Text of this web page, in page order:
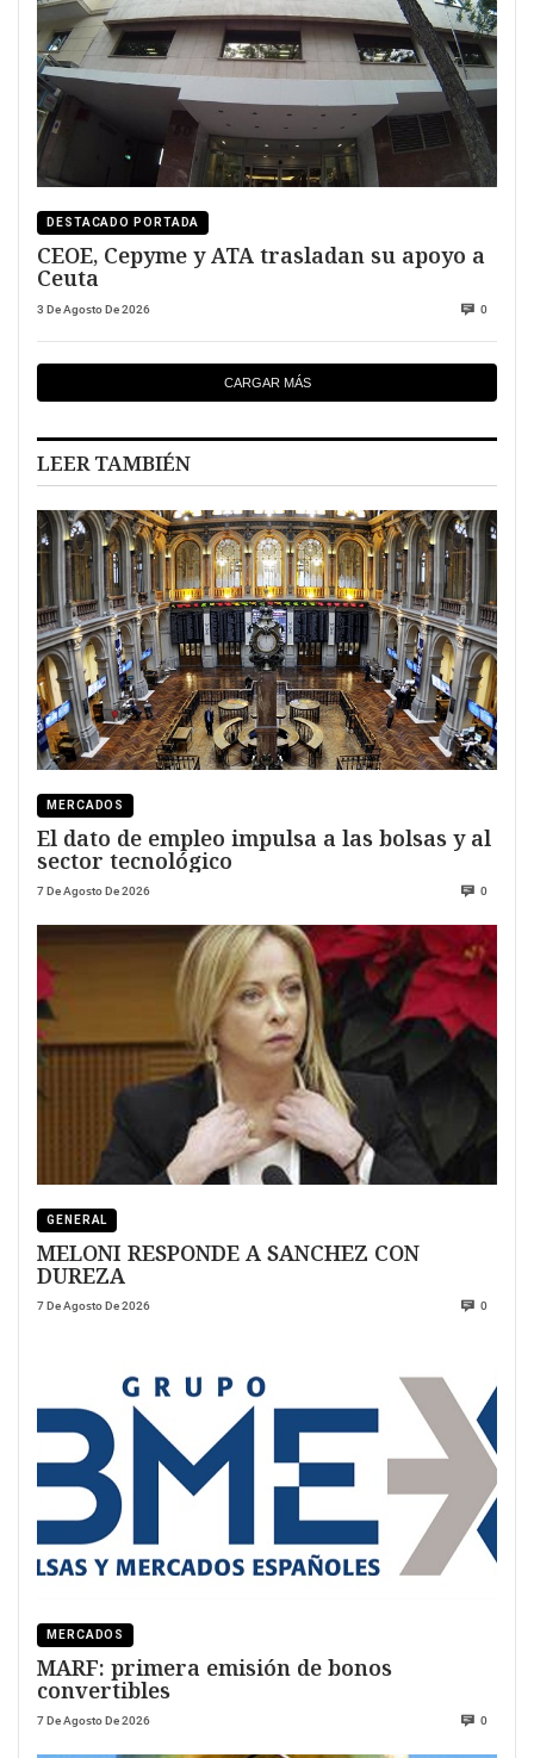
DESTACADO PORTADA
CEOE, Cepyme y ATA trasladan su apoyo a
Ceuta
3 De Agosto De 2026 0
CARGAR MÁS
LEER TAMBIÉN
MERCADOS
El dato de empleo impulsa a las bolsas y al
sector tecnológico
7 De Agosto De 2026 0
GENERAL
MELONI RESPONDE A SANCHEZ CON
DUREZA
7 De Agosto De 2026 0
MERCADOS
MARF: primera emisión de bonos
convertibles
7 De Agosto De 2026 0